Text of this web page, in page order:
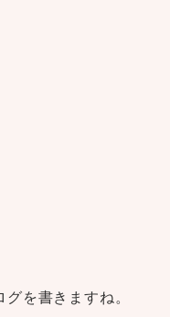
を書きますね。